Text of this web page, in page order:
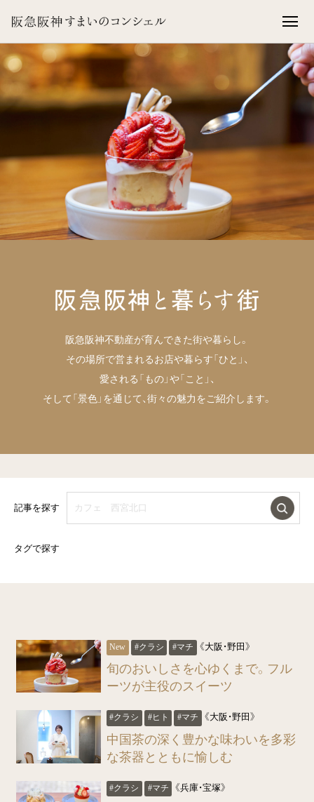
阪急阪神不動産が育んできた街や暮らし。
その場所で営まれるお店や暮らす「ひと」、
愛される「もの」や「こと」、
そして「景色」を通じて、街々の魅力をご紹介します。
記事を探す
タグで探す
#クラシ #マチ 《大阪・野田》
旬のおいしさを心ゆくまで。フル
ーツが主役のスイーツ
#クラシ #ヒト #マチ 《大阪・野田》
中国茶の深く豊かな味わいを多彩
な茶器とともに愉しむ
#クラシ #マチ 《兵庫・宝塚》